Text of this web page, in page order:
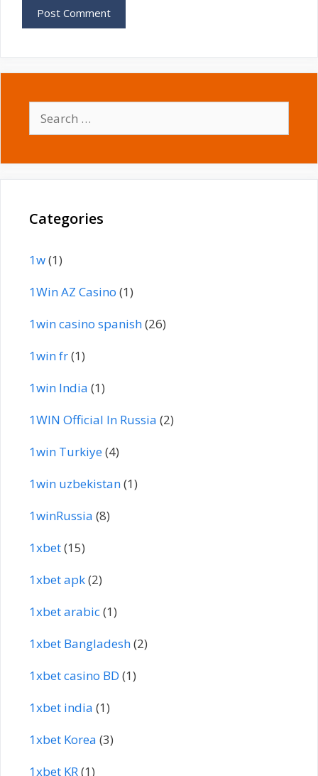
for:
Categories
1w(1)
1Win AZ Casino (1)
1win casino spanish(26)
1win fr(1)
1win India (1)
1WIN Official In Russia (2)
1win Turkiye(4)
1win uzbekistan(1)
1winRussia (8)
1xbet(15)
1xbet apk(2)
1xbet arabic(1)
1xbet Bangladesh(2)
1xbet casino BD (1)
1xbet india (1)
1xbet Korea (3)
1xbet KR(1)